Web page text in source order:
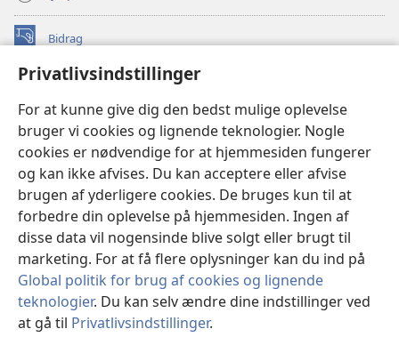
Privatlivsindstillinger
For at kunne give dig den bedst mulige oplevelse
bruger vi cookies og lignende teknologier. Nogle
cookies er nødvendige for at hjemmesiden fungerer
og kan ikke afvises. Du kan acceptere eller afvise
brugen af yderligere cookies. De bruges kun til at
forbedre din oplevelse på hjemmesiden. Ingen af
disse data vil nogensinde blive solgt eller brugt til
marketing. For at få flere oplysninger kan du ind på
Global politik for brug af cookies og lignende
teknologier. Du kan selv ændre dine indstillinger ved
at gå til Privatlivsindstillinger.
Bidrag
(åbner
vindue)Watchtower ONLINE LIBRARY™
nyt
vindue)JW Hub
(åbner
nyt
vindue)JW Library
Watchtower Library
Copyright© 2026 Watch Tower Bible and Tract Society of Pennsylvania.
ANVENDELSESVILKÅR
PRIVATLIVSINDSTILLINGER